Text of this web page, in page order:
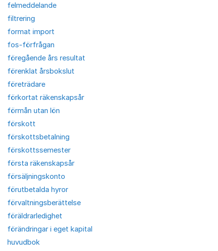
felmeddelande
filtrering
format import
fos-förfrågan
föregående års resultat
förenklat årsbokslut
företrädare
förkortat räkenskapsår
förmån utan lön
förskott
förskottsbetalning
förskottssemester
första räkenskapsår
försäljningskonto
förutbetalda hyror
förvaltningsberättelse
föräldrarledighet
förändringar i eget kapital
huvudbok